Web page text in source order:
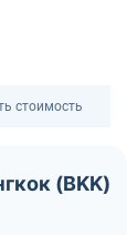
стоимость
(BKK)